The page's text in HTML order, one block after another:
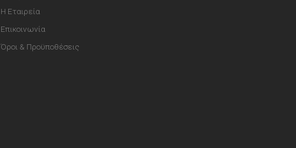
Η Εταιρεία
Επικοινωνία
Όροι & Προϋποθέσεις